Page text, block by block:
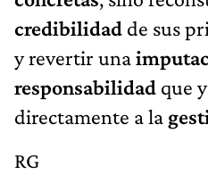
credibilidad de sus
y revertir una
responsabilidad que
directamente a la
RG